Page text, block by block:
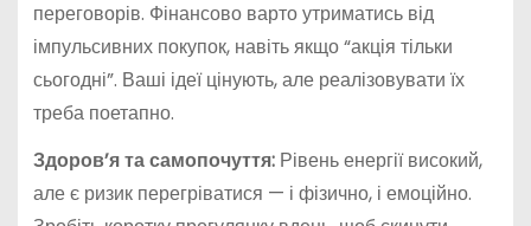
переговорів. Фінансово варто утриматись від
імпульсивних покупок, навіть якщо “акція тільки
сьогодні”. Ваші ідеї цінують, але реалізовувати їх
треба поетапно.
Здоров’я та самопочуття:Рівень енергії високий,
але є ризик перегріватися — і фізично, і емоційно.